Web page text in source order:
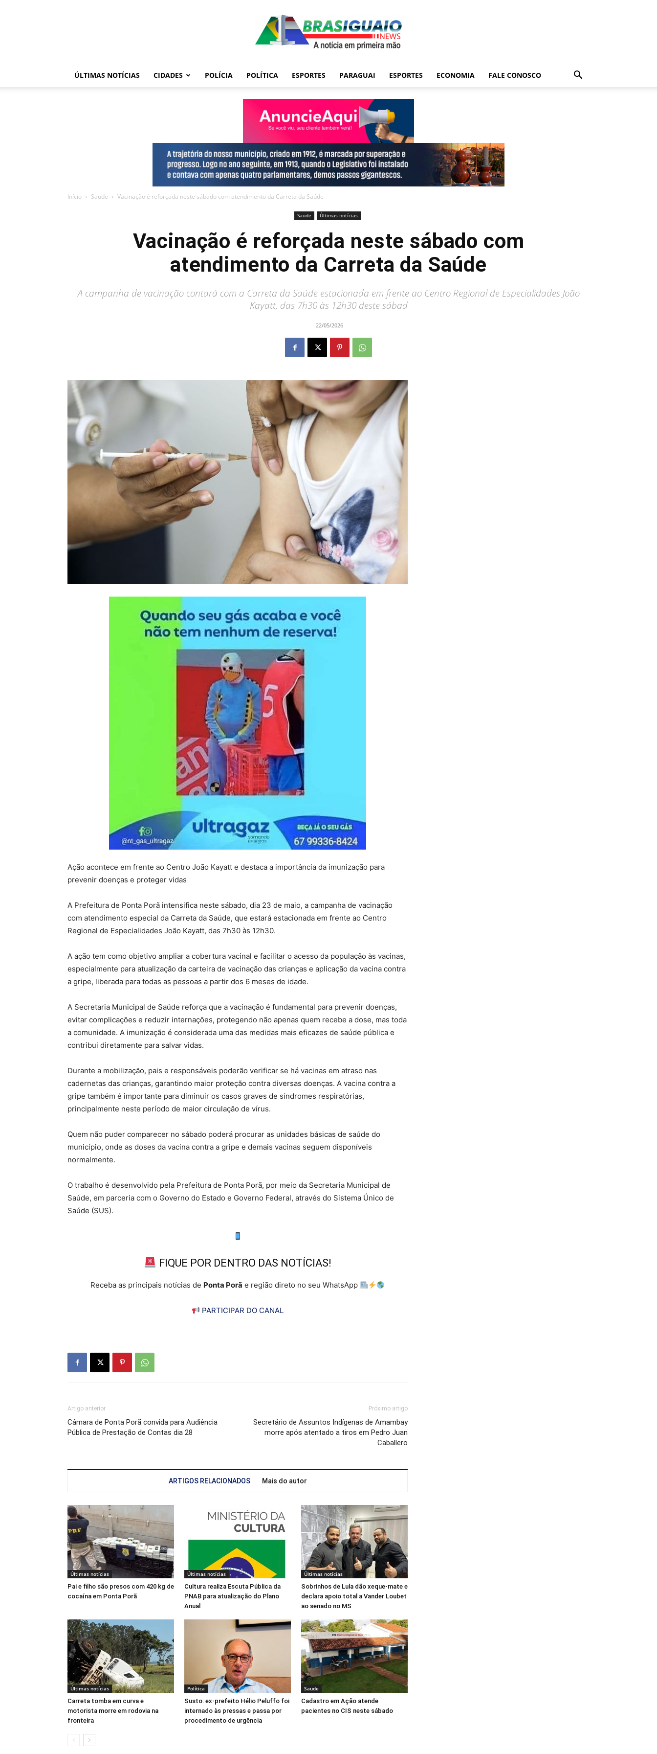
ÚLTIMAS NOTÍCIAS CIDADES POLÍCIA POLÍTICA ESPORTES PARAGUAI ESPORTES ECONOMIA FALE CONOSCO
Início Saude Vacinação é reforçada neste sábado com atendimento da Carreta da Saúde
Saude Últimas notícias
Vacinação é reforçada neste sábado com
atendimento da Carreta da Saúde
A campanha de vacinação contará com a Carreta da Saúde estacionada em frente ao Centro Regional de Especialidades João
Kayatt, das 7h30 às 12h30 deste sábad
22/05/2026
Ação acontece em frente ao Centro João Kayatt e destaca a importância da imunização para
prevenir doenças e proteger vidas
A Prefeitura de Ponta Porã intensifica neste sábado, dia 23 de maio, a campanha de vacinação
com atendimento especial da Carreta da Saúde, que estará estacionada em frente ao Centro
Regional de Especialidades João Kayatt, das 7h30 às 12h30.
A ação tem como objetivo ampliar a cobertura vacinal e facilitar o acesso da população às vacinas,
especialmente para atualização da carteira de vacinação das crianças e aplicação da vacina contra
a gripe, liberada para todas as pessoas a partir dos 6 meses de idade.
A Secretaria Municipal de Saúde reforça que a vacinação é fundamental para prevenir doenças,
evitar complicações e reduzir internações, protegendo não apenas quem recebe a dose, mas toda
a comunidade. A imunização é considerada uma das medidas mais eficazes de saúde pública e
contribui diretamente para salvar vidas.
Durante a mobilização, pais e responsáveis poderão verificar se há vacinas em atraso nas
cadernetas das crianças, garantindo maior proteção contra diversas doenças. A vacina contra a
gripe também é importante para diminuir os casos graves de síndromes respiratórias,
principalmente neste período de maior circulação de vírus.
Quem não puder comparecer no sábado poderá procurar as unidades básicas de saúde do
município, onde as doses da vacina contra a gripe e demais vacinas seguem disponíveis
normalmente.
O trabalho é desenvolvido pela Prefeitura de Ponta Porã, por meio da Secretaria Municipal de
Saúde, em parceria com o Governo do Estado e Governo Federal, através do Sistema Único de
Saúde (SUS).
FIQUE POR DENTRO DAS NOTÍCIAS!
Receba as principais notícias de Ponta Porã e região direto no seu WhatsApp
PARTICIPAR DO CANAL
Artigo anterior
Câmara de Ponta Porã convida para Audiência
Pública de Prestação de Contas dia 28
Próximo artigo
Secretário de Assuntos Indígenas de Amambay
morre após atentado a tiros em Pedro Juan
Caballero
ARTIGOS RELACIONADOS Mais do autor
Últimas notícias
Pai e filho são presos com 420 kg de
cocaína em Ponta Porã
Últimas notícias
Cultura realiza Escuta Pública da
PNAB para atualização do Plano
Anual
Últimas notícias
Sobrinhos de Lula dão xeque-mate e
declara apoio total a Vander Loubet
ao senado no MS
Últimas notícias
Carreta tomba em curva e
motorista morre em rodovia na
fronteira
Política
Susto: ex-prefeito Hélio Peluffo foi
internado às pressas e passa por
procedimento de urgência
Saude
Cadastro em Ação atende
pacientes no CIS neste sábado